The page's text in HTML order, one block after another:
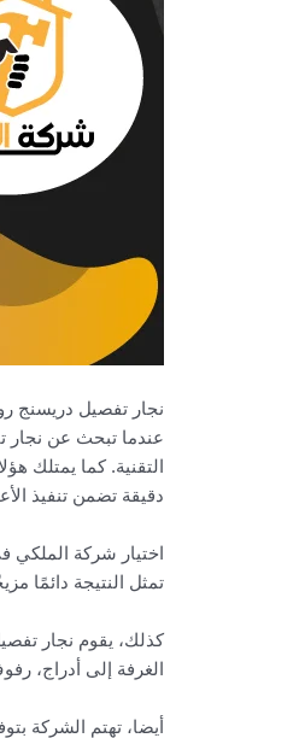
نجار تفصيل دريسنج
عندما تبحث عن نجار
التقنية. كما يمتلك
دقيقة تضمن تنفيذ
اختيار شركة الملكي
تمثل النتيجة دائمًا
كذلك، يقوم نجار
الغرفة إلى أدراج،
أيضا، تهتم الشركة